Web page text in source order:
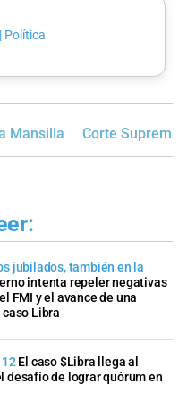
Política
Mansilla Corte Suprema
jubilados, también en la
intenta repeler negativas
FMI y el avance de una
Libra
El caso $Libra llega al
desafío de lograr quórum en